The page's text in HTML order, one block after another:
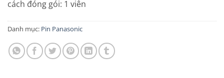
cách đóng gói: 1 viên
Danh mục: Pin Panasonic